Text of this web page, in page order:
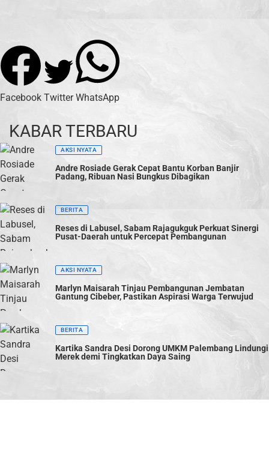
Facebook Twitter WhatsApp
KABAR TERBARU
AKSI NYATA
Andre Rosiade Gerak Cepat Bantu Korban Banjir
Padang, Ribuan Nasi Bungkus Dibagikan
BERITA
Reses di Labusel, Sabam Rajagukguk Perkuat Sinergi
Pusat-Daerah untuk Percepat Pembangunan
AKSI NYATA
Marlyn Maisarah Tinjau Pembangunan Jembatan
Gantung Cibeber, Pastikan Aspirasi Warga Terwujud
BERITA
Kartika Sandra Desi Dorong UMKM Palembang Lindungi
Merek demi Tingkatkan Daya Saing